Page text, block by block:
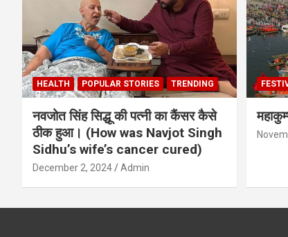
HEALTH POPULAR STORIES TRENDING
नवजोत सिंह सिद्धू की पत्नी का कैंसर कैसे
ठीक हुआ। (How was Navjot Singh
Sidhu’s wife’s cancer cured)
December 2, 2024 Admin